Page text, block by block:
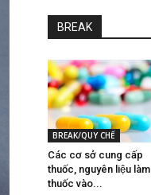
BREAK
BREAK/QUY CHẾ
Các cơ sở cung cấp
thuốc, nguyên liệu làm
thuốc vào...